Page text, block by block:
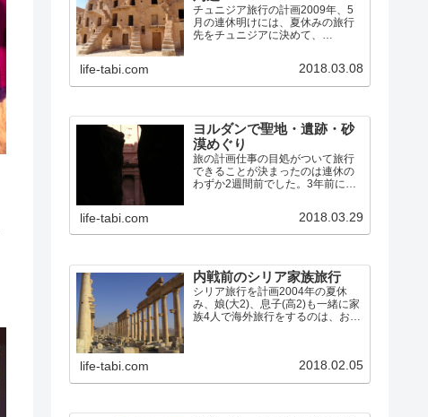
チュニジア旅行の計画2009年、5
月の連休明けには、夏休みの旅行
先をチュニジアに決めて、
予約しました。アフリカ大陸は、
私も妻も初めてです。その航空券
life-tabi.com 2018.03.08
ヨルダンで聖地・遺跡・砂
漠めぐり
旅の計画仕事の目処がついて旅行
できることが決まったのは連休の
わずか2週間前でした。3年前にシ
っていたので、行き先はヨルダン
に決定。往復の航空便は既に満席
life-tabi.com 2018.03.29
内戦前のシリア家族旅行
シリア旅行を計画2004年の夏休
み、娘(大2)、息子(高2)も一緒に家
族4人で海外旅行をするのは、おそ
ラの遺跡と、聖書時代からの古代
life-tabi.com 2018.02.05